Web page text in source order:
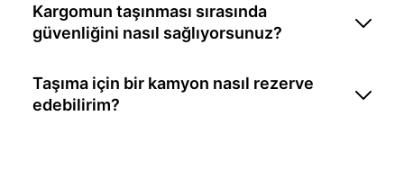
Kargomun taşınması sırasında
güvenliğini nasıl sağlıyorsunuz?
Taşıma için bir kamyon nasıl rezerve
edebilirim?